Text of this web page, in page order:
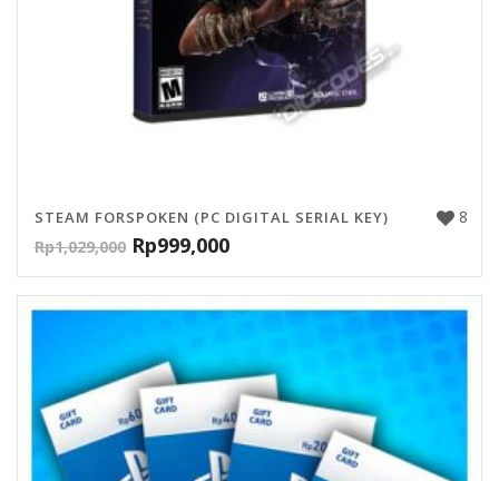
8
STEAM FORSPOKEN (PC DIGITAL SERIAL KEY)
Rp1,029,000 Rp999,000